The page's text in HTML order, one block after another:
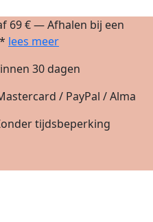
69 € — Afhalen bij een
lees meer
30 dagen
/ PayPal / Alma
tijdsbeperking